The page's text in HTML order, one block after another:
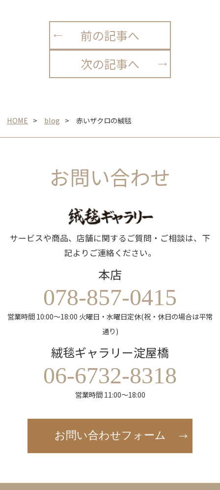
前の記事へ
次の記事へ
HOME blog 赤いザクロの絨毯
お問い合わせ
サービスや商品、店舗に関するご質問・ご相談は、下
記よりご連絡ください。
本店
078-857-0415
営業時間 10:00～18:00 火曜日・水曜日定休(祝・休日の場合は平常
通り)
絨毯ギャラリー淀屋橋
06-6732-8318
営業時間 11:00～18:00
お問い合わせフォーム